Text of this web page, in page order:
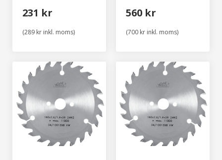
231 kr
(289 kr inkl. moms)
560 kr
(700 kr inkl. moms)